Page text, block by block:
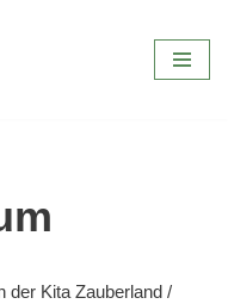
der Kita Zauberland /